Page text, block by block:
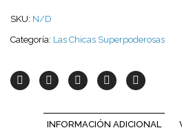
SKU: N/D
Categoría: Las Chicas Superpoderosas
INFORMACIÓN ADICIONAL